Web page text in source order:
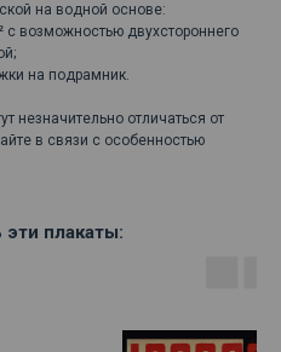
на водной основе:
возможностью двухстороннего
на подрамник.
незначительно отличаться от
в связи с особенностью
эти плакаты: